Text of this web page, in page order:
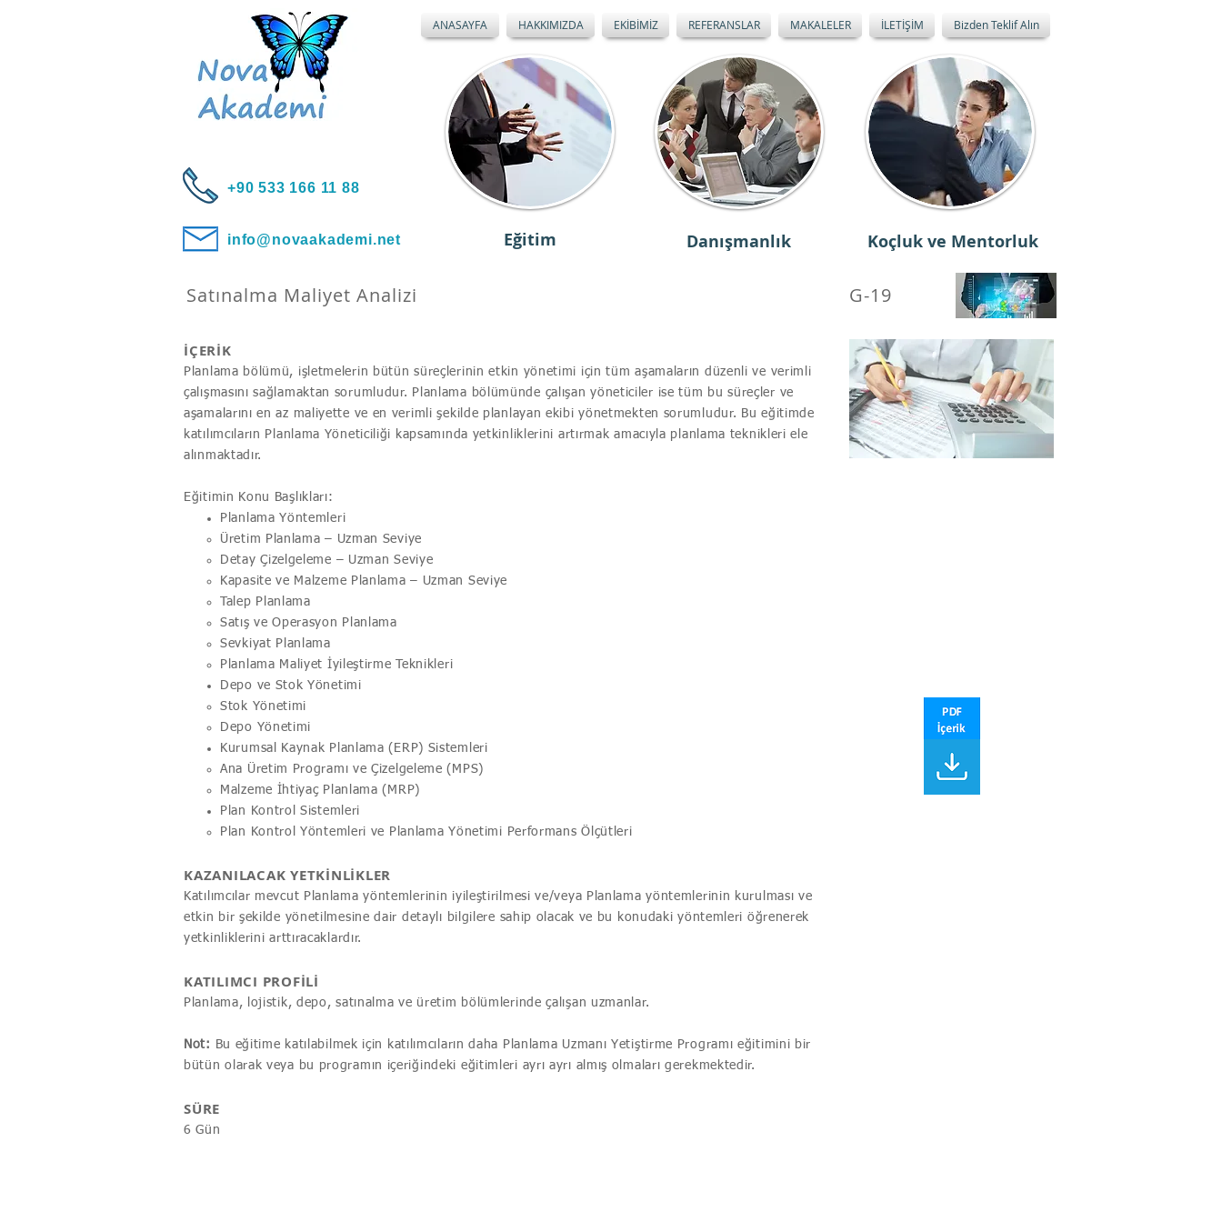
+90 533 166 11 88
info@novaakademi.net
ANASAYFA HAKKIMIZDA EKİBİMİZ REFERANSLAR MAKALELER İLETİŞİM Bizden Teklif Alın
Eğitim Danışmanlık Koçluk ve Mentorluk
Satınalma Maliyet Analizi G-19
İÇERİK
Planlama bölümü, işletmelerin bütün süreçlerinin etkin yönetimi için tüm aşamaların düzenli ve verimli
çalışmasını sağlamaktan sorumludur. Planlama bölümünde çalışan yöneticiler ise tüm bu süreçler ve
aşamalarını en az maliyette ve en verimli şekilde planlayan ekibi yönetmekten sorumludur. Bu eğitimde
katılımcıların Planlama Yöneticiliği kapsamında yetkinliklerini artırmak amacıyla planlama teknikleri ele
alınmaktadır.
Eğitimin Konu Başlıkları:
Planlama Yöntemleri
Üretim Planlama – Uzman Seviye
Detay Çizelgeleme – Uzman Seviye
Kapasite ve Malzeme Planlama – Uzman Seviye
Talep Planlama
Satış ve Operasyon Planlama
Sevkiyat Planlama
Planlama Maliyet İyileştirme Teknikleri
Depo ve Stok Yönetimi
Stok Yönetimi
Depo Yönetimi
Kurumsal Kaynak Planlama (ERP) Sistemleri
Ana Üretim Programı ve Çizelgeleme (MPS)
Malzeme İhtiyaç Planlama (MRP)
Plan Kontrol Sistemleri
Plan Kontrol Yöntemleri ve Planlama Yönetimi Performans Ölçütleri
KAZANILACAK YETKİNLİKLER
Katılımcılar mevcut Planlama yöntemlerinin iyileştirilmesi ve/veya Planlama yöntemlerinin kurulması ve
etkin bir şekilde yönetilmesine dair detaylı bilgilere sahip olacak ve bu konudaki yöntemleri öğrenerek
yetkinliklerini arttıracaklardır.
KATILIMCI PROFİLİ
Planlama, lojistik, depo, satınalma ve üretim bölümlerinde çalışan uzmanlar.
Not:
Bu eğitime katılabilmek için katılımcıların daha Planlama Uzmanı Yetiştirme Programı eğitimini bir
bütün olarak veya bu programın içeriğindeki eğitimleri ayrı ayrı almış olmaları gerekmektedir.
SÜRE
6 Gün